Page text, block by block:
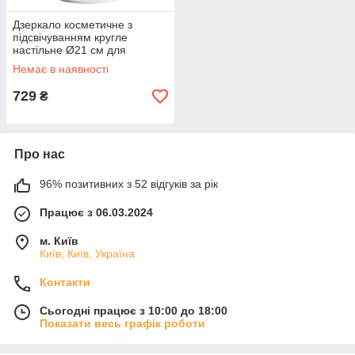
Дзеркало косметичне з
підсвічуванням кругле
настільне Ø21 см для
макіяжу Біле HP-10-7AW
Немає в наявності
729 ₴
Про нас
96% позитивних з 52 відгуків за рік
Працює з 06.03.2024
м. Київ
Київ, Київ, Україна
Контакти
Сьогодні працює з 10:00 до 18:00
Показати весь графік роботи